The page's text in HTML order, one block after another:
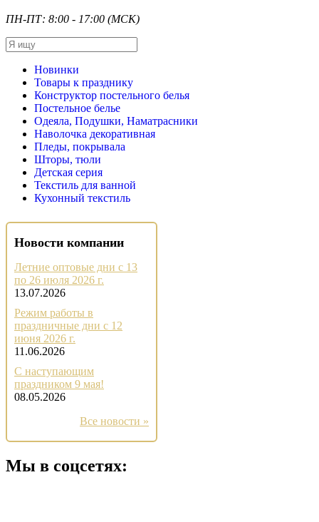
ПН-ПТ: 8:00 - 17:00 (МСК)
Новинки
Товары к празднику
Конструктор постельного белья
Постельное белье
Одеяла, Подушки, Наматрасники
Наволочка декоративная
Пледы, покрывала
Шторы, тюли
Детская серия
Текстиль для ванной
Кухонный текстиль
Новости компании
Летние оптовые дни с 13
по 26 июля 2026 г.
13.07.2026
Режим работы в
праздничные дни с 12
июня 2026 г.
11.06.2026
С наступающим
праздником 9 мая!
08.05.2026
Все новости »
Мы в соцсетях: